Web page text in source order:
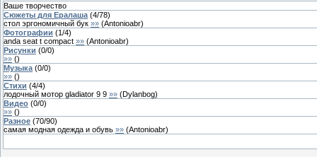
Ваше творчество
Сюжеты для Ералаша (4/78)
стол эргономичный бук »» (Antonioabr)
Фотографии (1/4)
anda seat t compact »» (Antonioabr)
Рисунки (0/0)
»» ()
Музыка (0/0)
»» ()
Стихи (4/4)
лодочный мотор gladiator 9 9 »» (Dylanbog)
Видео (0/0)
»» ()
Разное (70/90)
самая модная одежда и обувь »» (Antonioabr)